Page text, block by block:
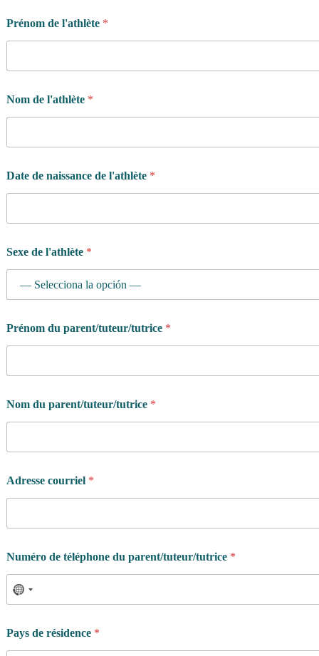
Prénom de l'athlète *
Nom de l'athlète *
Date de naissance de l'athlète *
Sexe de l'athlète *
Prénom du parent/tuteur/tutrice *
Nom du parent/tuteur/tutrice *
Adresse courriel *
Numéro de téléphone du parent/tuteur/tutrice *
Pays de résidence *